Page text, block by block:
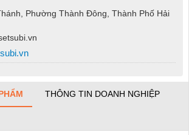
Phường Thành Đông, Thành Phố Hải
THÔNG TIN DOANH NGHIỆP